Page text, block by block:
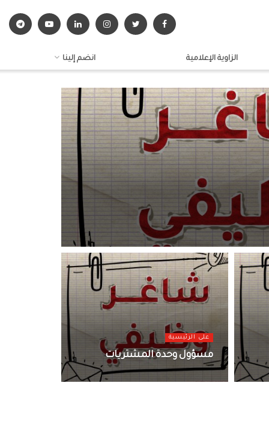
الزاوية الإعلامية انضم إلينا
على الرئيسية
مسؤول وحدة المشتريات